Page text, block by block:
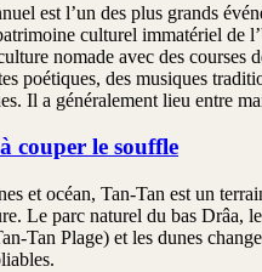
est l’un des plus grands
culturel immatériel de
nomade avec des courses
poétiques, des musiques
Il a généralement lieu entre
couper le souffle
et océan, Tan-Tan est un
Le parc naturel du bas Drâa,
Tan Plage) et les dunes